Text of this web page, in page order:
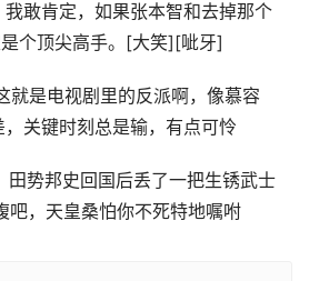
敢肯定，如果张本智和去掉那个
个顶尖高手。[大笑][呲牙]
就是电视剧里的反派啊，像慕容
关键时刻总是输，有点可怜
田势邦史回国后丢了一把生锈武士
吧，天皇桑怕你不死特地嘱咐